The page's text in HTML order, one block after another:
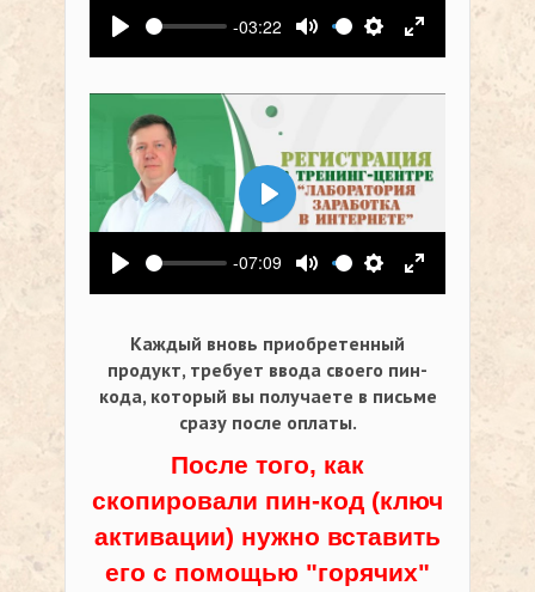
Воспроизвести
-03:22
Выключить звук
Настройки
На весь
Воспроизвести
-07:09
Выключить звук
Настройки
На весь
Воспроизвести
Каждый вновь приобретенный
продукт, требует ввода своего пин-
кода, который вы получаете в письме
сразу после оплаты.
После того, как
скопировали пин-код (ключ
активации) нужно вставить
его с помощью "горячих"